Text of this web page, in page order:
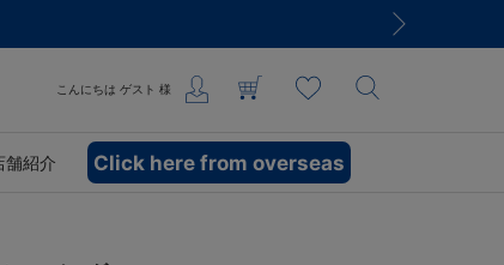
こんにちは ゲスト 様
舗紹介 Click here from overseas